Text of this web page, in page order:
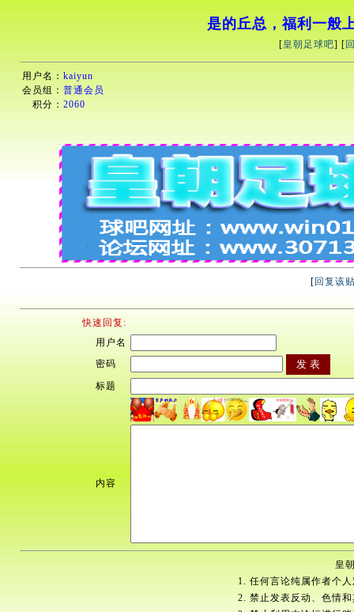
是的丘总，福利一般
[皇朝足球吧] [
用户名： kaiyun
会员组： 普通会员
积分： 2060
[ 回复该
快速回复:
用户名
密码
标题
内容
皇
1. 任何言论纯属作者个
2. 禁止发表反动、色情